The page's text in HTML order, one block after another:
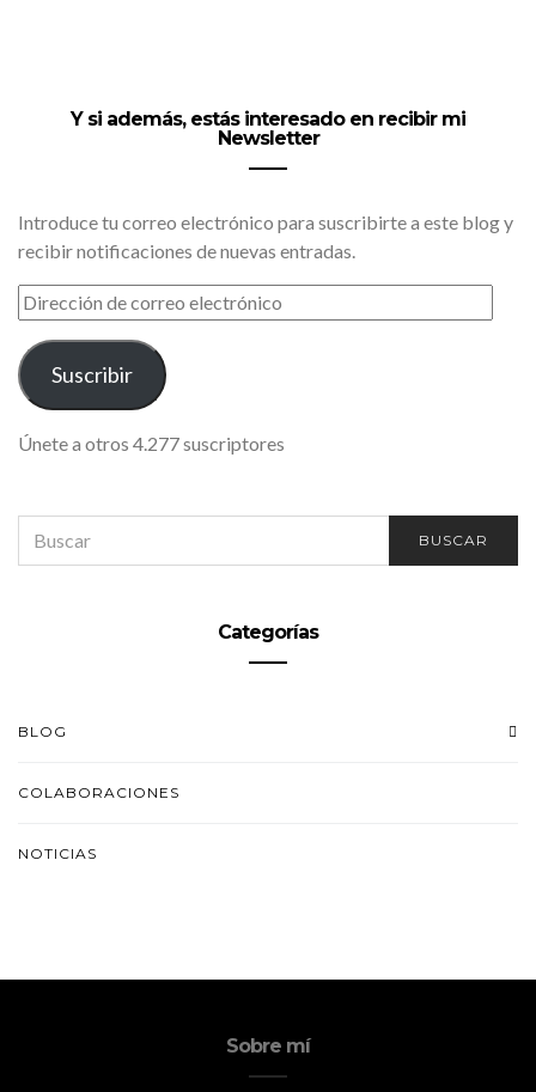
Y si además, estás interesado en recibir mi
Newsletter
Introduce tu correo electrónico para suscribirte a este blog y
recibir notificaciones de nuevas entradas.
DIRECCIÓN
DE
CORREO
ELECTRÓNICO
Suscribir
Únete a otros 4.277 suscriptores
FOR:
BUSCAR
Categorías
BLOG
COLABORACIONES
NOTICIAS
Sobre mí